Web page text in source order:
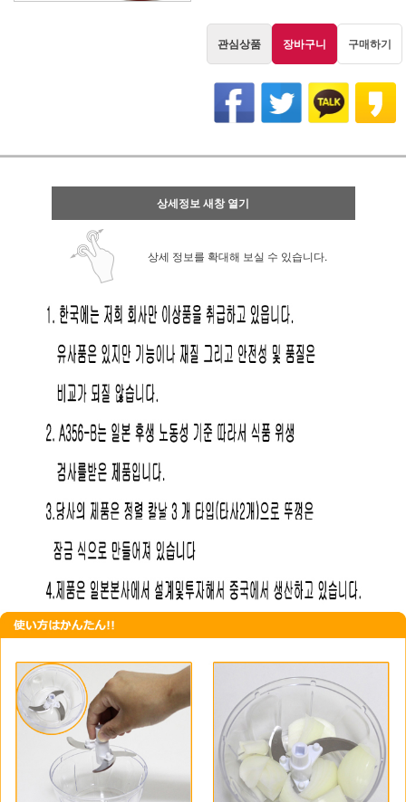
관심상품 장바구니 구매하기
상세정보 새창 열기
상세 정보를 확대해 보실 수 있습니다.